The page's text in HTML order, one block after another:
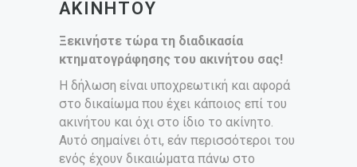
ΑΚΙΝΗΤΟΥ
Ξεκινήστε τώρα τη διαδικασία
κτηματογράφησης του ακινήτου σας!
Η δήλωση είναι υποχρεωτική και αφορά
στο δικαίωμα που έχει κάποιος επί του
ακινήτου και όχι στο ίδιο το ακίνητο.
Αυτό σημαίνει ότι, εάν περισσότεροι του
ενός έχουν δικαιώματα πάνω στο